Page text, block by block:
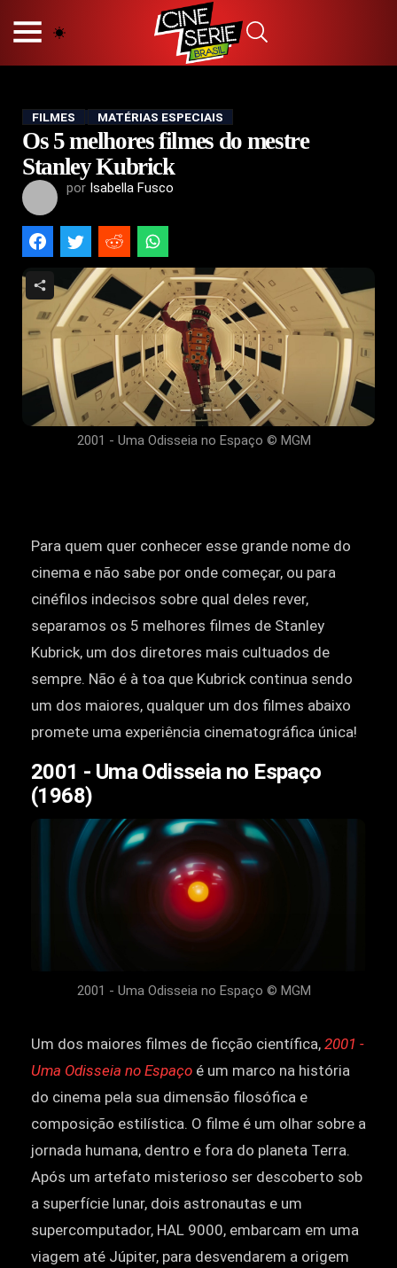
POLÍTICA DE PRIVACIDADE
TERMOS E CONDIÇÕES
CONTATO
Hot
Popular
Tendência
Filmes
Séries
Novelas
FILMES MATÉRIAS ESPECIAIS
Os 5 melhores filmes do mestre
Stanley Kubrick
por Isabella Fusco
2001 - Uma Odisseia no Espaço © MGM
Para quem quer conhecer esse grande nome do
cinema e não sabe por onde começar, ou para
cinéfilos indecisos sobre qual deles rever,
separamos os 5 melhores filmes de Stanley
Kubrick, um dos diretores mais cultuados de
sempre. Não é à toa que Kubrick continua sendo
um dos maiores, qualquer um dos filmes abaixo
promete uma experiência cinematográfica única!
2001 - Uma Odisseia no Espaço
(1968)
2001 - Uma Odisseia no Espaço © MGM
Um dos maiores filmes de ficção científica, 2001 -
Uma Odisseia no Espaço é um marco na história
do cinema pela sua dimensão filosófica e
composição estilística. O filme é um olhar sobre a
jornada humana, dentro e fora do planeta Terra.
Após um artefato misterioso ser descoberto sob
a superfície lunar, dois astronautas e um
supercomputador, HAL 9000, embarcam em uma
viagem até Júpiter, para desvendarem a origem